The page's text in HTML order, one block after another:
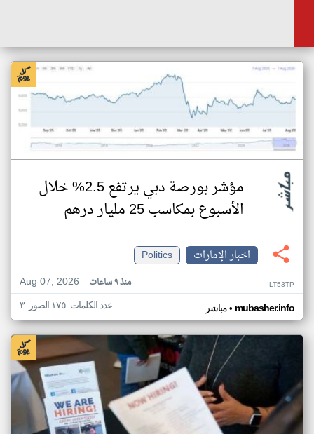
مؤشر بورصة دبي يرتفع 2.5% خلال
الأسبوع بمكاسب 25 مليار درهم
اخبار الإمارات
Politics
Aug 07, 2026
منذ ٩ ساعات LT53TP
مباشر• mubasher.info عدد الكلمات: ١٧٥ الصور: ٣